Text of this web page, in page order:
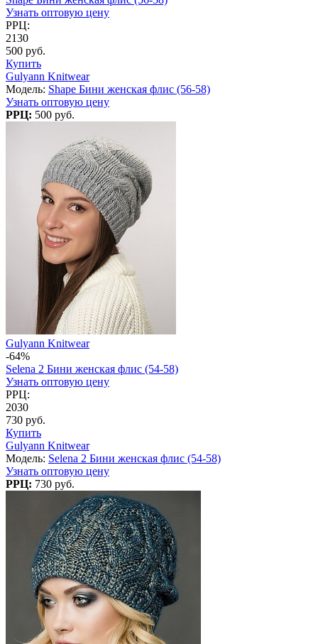
Узнать оптовую цену
РРЦ:
2130
500 руб.
Купить
Gulyann Knitwear
Модель: Shape Бини женская флис (56-58)
Узнать оптовую цену
РРЦ: 500 руб.
Gulyann Knitwear
-64%
Selena 2 Бини женская флис (54-58)
Узнать оптовую цену
РРЦ:
2030
730 руб.
Купить
Gulyann Knitwear
Модель: Selena 2 Бини женская флис (54-58)
Узнать оптовую цену
РРЦ: 730 руб.